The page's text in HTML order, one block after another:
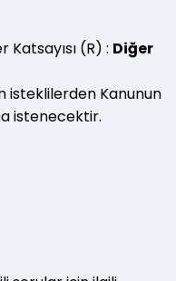
Katsayısı (R) : Diğer
isteklilerden Kanunun
istenecektir.